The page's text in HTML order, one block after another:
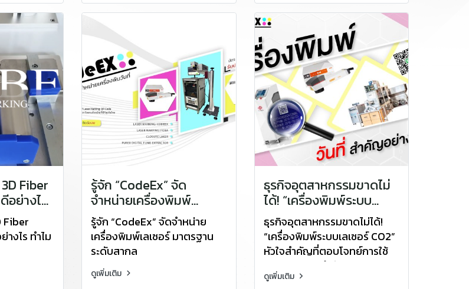
Fiber
อย่างไร
Fiber
งไร ทำไม
รู้จัก “CodeEx” จัด
จำหน่ายเครื่องพิมพ์
เลเซอร์ มาตรฐานระดับ
สากล
รู้จัก “CodeEx” จัดจำหน่าย
เครื่องพิมพ์เลเซอร์ มาตรฐาน
ระดับสากล
ดูเพิ่มเติม
ธุรกิจอุตสาหกรรมขาดไม่
ได้! “เครื่องพิมพ์ระบบ
เลเซอร์ CO2” หัวใจสำคัญ
ที่ตอบโจทย์การใช้งานทุก
ธุรกิจ สำคัญอย่างไร ไปดู
กัน!
ธุรกิจอุตสาหกรรมขาดไม่ได้!
“เครื่องพิมพ์ระบบเลเซอร์ CO2”
หัวใจสำคัญที่ตอบโจทย์การใช้
งานทุกธุรกิจ สำคัญอย่างไร ไปดู
กัน!
ดูเพิ่มเติม